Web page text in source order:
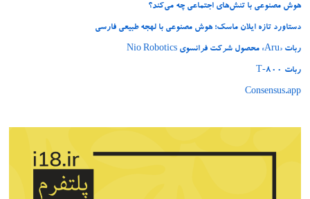
هوش مصنوعی با تنش‌های اجتماعی چه می‌کند؟
دستاورد تازه ایلان ماسک؛ هوش مصنوعی با لهجه طبیعی فارسی
ربات «Aru» محصول شرکت فرانسوی Nio Robotics
ربات T‑800
Consensus.app